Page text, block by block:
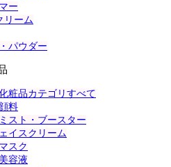
ー
リーム
パウダー
粧品カテゴリすべて
料
スト・ブースター
イスクリーム
スク
容液